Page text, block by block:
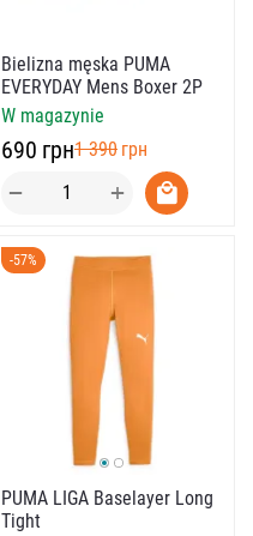
Bielizna męska PUMA
EVERYDAY Mens Boxer 2P
W magazynie
‍690‍ грн‍1 390‍ грн
+
−
-57%
PUMA LIGA Baselayer Long
Tight